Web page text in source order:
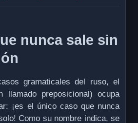
nunca sale sin
gramaticales del ruso, el
llamado preposicional) ocupa
¡es el único caso que nunca
Como su nombre indica, se